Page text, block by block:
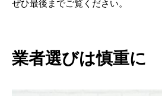
ぜひ最後までご覧ください。
業者選びは慎重に